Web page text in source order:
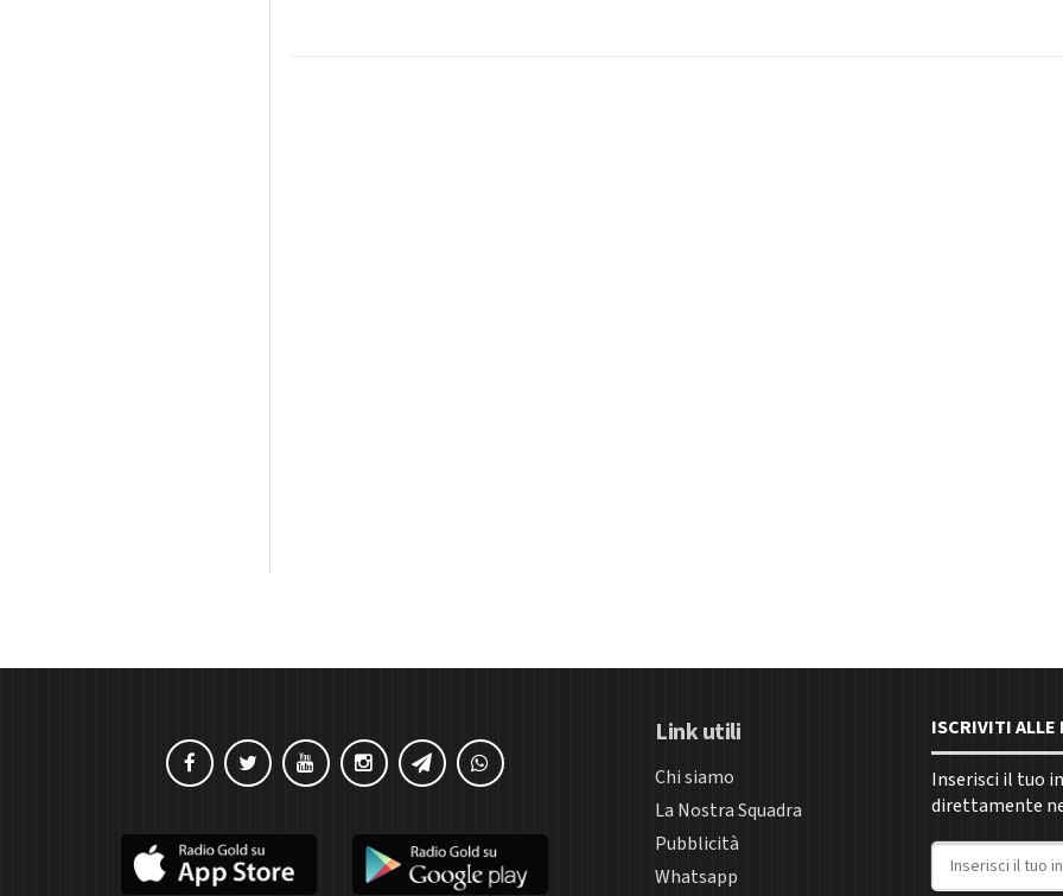
Link utili
Chi siamo
La Nostra Squadra
Pubblicità
Whatsapp
ISCRIVITI ALLE
Inserisci il tuo
direttamente
Indirizzo email